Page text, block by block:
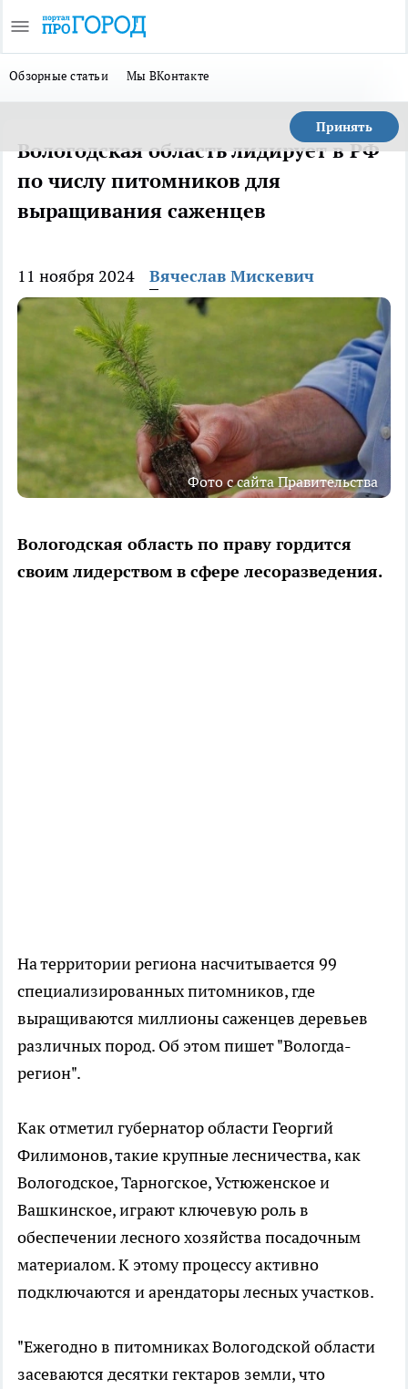
Обзорные статьи Мы ВКонтакте
Принять
Вологодская область лидирует в РФ
по числу питомников для
выращивания саженцев
11 ноября 2024 Вячеслав Мискевич
Фото с сайта Правительства
Вологодская область по праву гордится
своим лидерством в сфере лесоразведения.
На территории региона насчитывается 99
специализированных питомников, где
выращиваются миллионы саженцев деревьев
различных пород. Об этом пишет "Вологда-
регион".
Как отметил губернатор области Георгий
Филимонов, такие крупные лесничества, как
Вологодское, Тарногское, Устюженское и
Вашкинское, играют ключевую роль в
обеспечении лесного хозяйства посадочным
материалом. К этому процессу активно
подключаются и арендаторы лесных участков.
"Ежегодно в питомниках Вологодской области
засеваются десятки гектаров земли, что